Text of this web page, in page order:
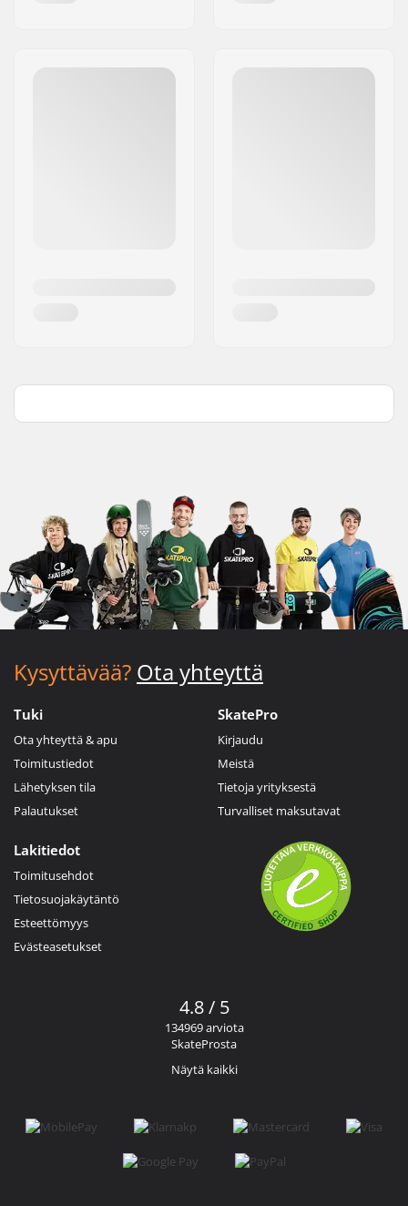
Kysyttävää? Ota yhteyttä
Tuki
Ota yhteyttä & apu
Toimitustiedot
Lähetyksen tila
Palautukset
SkatePro
Kirjaudu
Meistä
Tietoja yrityksestä
Turvalliset maksutavat
Lakitiedot
Toimitusehdot
Tietosuojakäytäntö
Esteettömyys
Evästeasetukset
4.8 / 5
134969 arviota
SkateProsta
Näytä kaikki